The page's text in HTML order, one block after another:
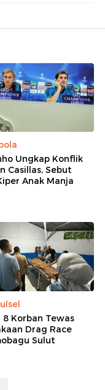
Ungkap Konflik
Casillas, Sebut
Anak Manja
Korban Tewas
Drag Race
Sulut